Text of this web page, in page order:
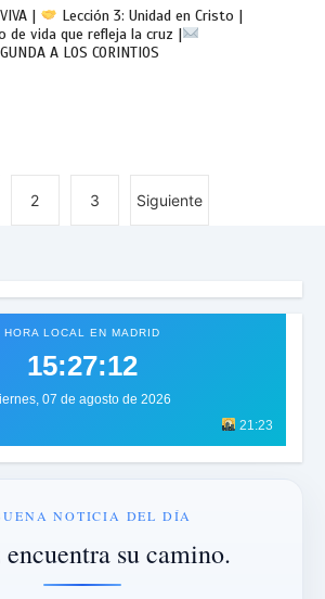
|
Lección 3: Unidad en Cristo |
de vida que refleja la cruz |
A LOS CORINTIOS
2 3 Siguiente
HORA LOCAL EN MADRID
15:27:15
07 de agosto de 2026
21:23
NOTICIA DEL DÍA
su camino.